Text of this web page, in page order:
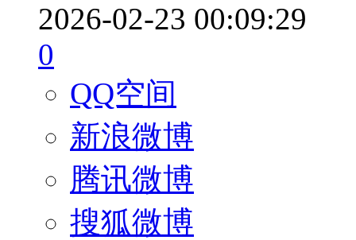
2026-02-23 00:09:29
0
QQ空间
新浪微博
腾讯微博
搜狐微博